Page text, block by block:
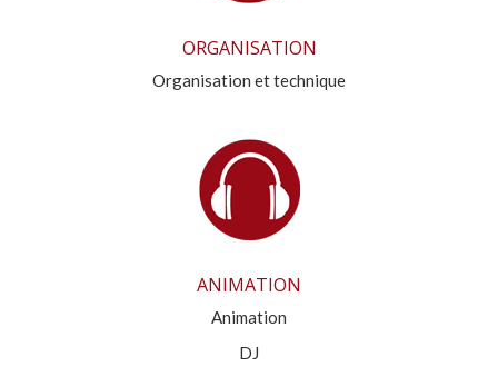
ORGANISATION
Organisation et technique
ANIMATION
Animation
DJ